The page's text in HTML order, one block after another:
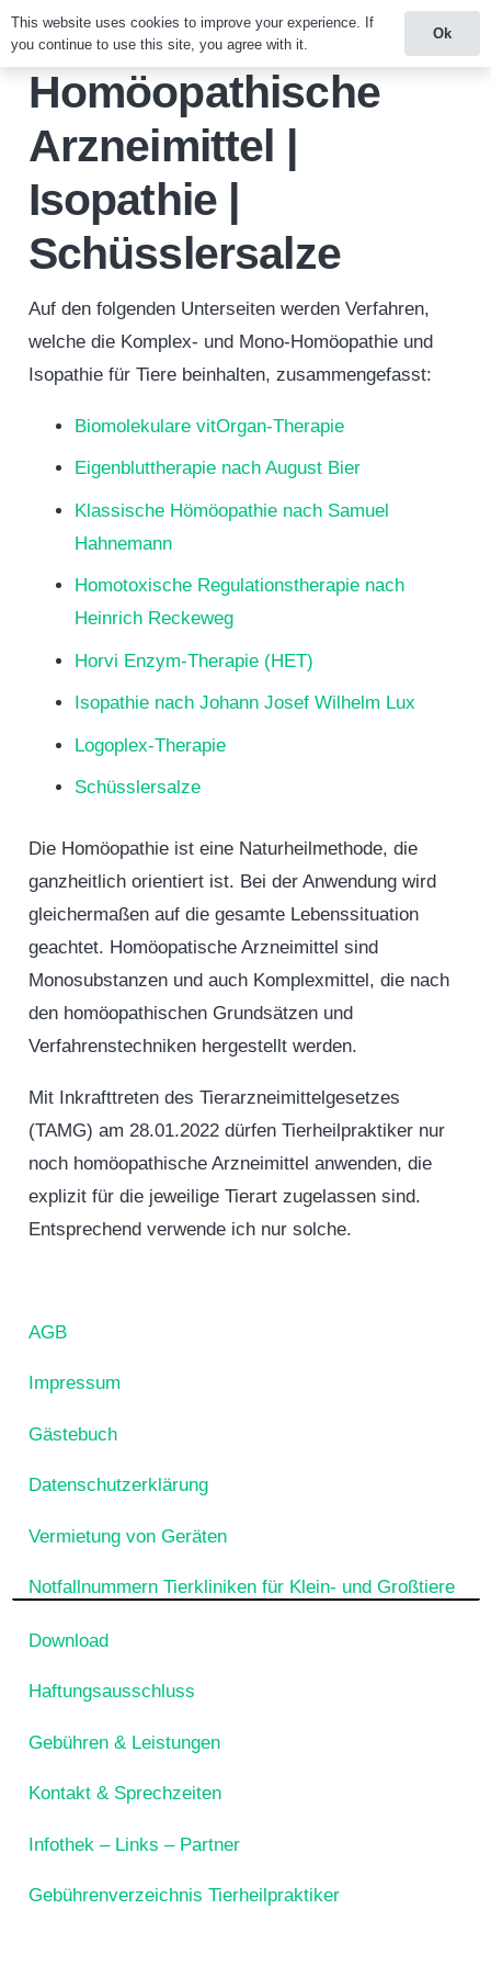
Homöopathische
Arzneimittel |
Isopathie |
Schüsslersalze
Auf den folgenden Unterseiten werden Verfahren,
welche die Komplex- und Mono-Homöopathie und
Isopathie für Tiere beinhalten, zusammengefasst:
Biomolekulare vitOrgan-Therapie
Eigenbluttherapie nach August Bier
Klassische Hömöopathie nach Samuel
Hahnemann
Homotoxische Regulationstherapie nach
Heinrich Reckeweg
Horvi Enzym-Therapie (HET)
Isopathie nach Johann Josef Wilhelm Lux
Logoplex-Therapie
Schüsslersalze
Die Homöopathie ist eine Naturheilmethode, die
ganzheitlich orientiert ist. Bei der Anwendung wird
gleichermaßen auf die gesamte Lebenssituation
geachtet. Homöopatische Arzneimittel sind
Monosubstanzen und auch Komplexmittel, die nach
den homöopathischen Grundsätzen und
Verfahrenstechniken hergestellt werden.
Mit Inkrafttreten des Tierarzneimittelgesetzes
(TAMG) am 28.01.2022 dürfen Tierheilpraktiker nur
noch homöopathische Arzneimittel anwenden, die
explizit für die jeweilige Tierart zugelassen sind.
Entsprechend verwende ich nur solche.
AGB
Impressum
Gästebuch
Datenschutzerklärung
Vermietung von Geräten
Notfallnummern Tierkliniken für Klein- und Großtiere
Download
Haftungsausschluss
Gebühren & Leistungen
Kontakt & Sprechzeiten
Infothek – Links – Partner
Gebührenverzeichnis Tierheilpraktiker
This website uses cookies to improve your experience. If
you continue to use this site, you agree with it.
Ok